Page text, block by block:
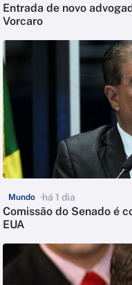
Entrada de novo
Vorcaro
Mundo há 1 dia
Comissão do Senado é
EUA